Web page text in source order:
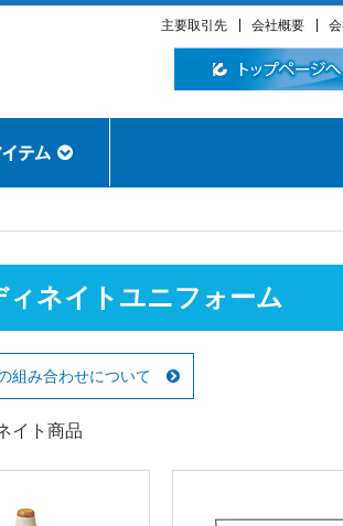
主要取引先 会社概要
ィネイトユニフォーム
組み合わせについて
イト商品